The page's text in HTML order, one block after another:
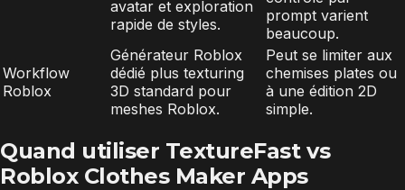
avatar et exploration
rapide de styles.
prompt varient
beaucoup.
Workflow
Roblox
Générateur Roblox
dédié plus texturing
3D standard pour
meshes Roblox.
Peut se limiter aux
chemises plates ou
à une édition 2D
simple.
Quand utiliser TextureFast vs
Roblox Clothes Maker Apps